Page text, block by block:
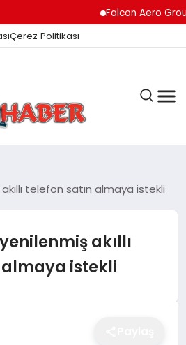
Falcon Aero
Çerez Politikası
telefon satın almaya istekli
akıllı
istekli